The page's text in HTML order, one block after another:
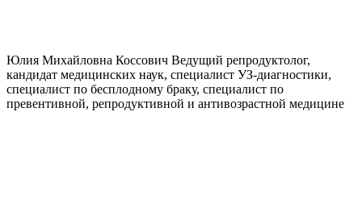
Юлия Михайловна Коссович Ведущий репродуктолог,
кандидат медицинских наук, специалист УЗ-диагностики,
специалист по бесплодному браку, специалист по
превентивной, репродуктивной и антивозрастной медицине